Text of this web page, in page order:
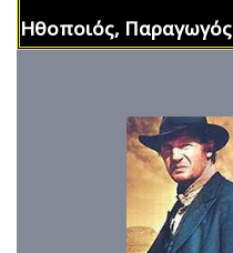
Ηθοποιός, Παραγωγός